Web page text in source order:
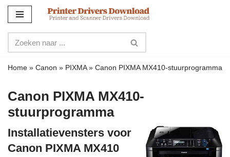
naar
de
inhoud
Home » Canon » PIXMA» Canon PIXMA MX410-stuurprogramma
Canon PIXMA MX410-
stuurprogramma
Installatievensters voor
Canon PIXMA MX410